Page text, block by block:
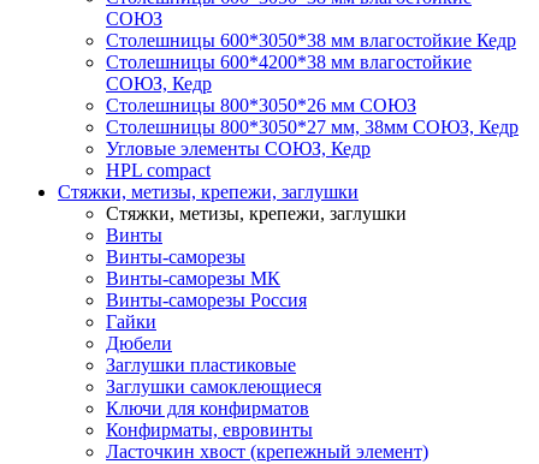
СОЮЗ
Столешницы 600*3050*38 мм влагостойкие Кедр
Столешницы 600*4200*38 мм влагостойкие
СОЮЗ, Кедр
Столешницы 800*3050*26 мм СОЮЗ
Столешницы 800*3050*27 мм, 38мм СОЮЗ, Кедр
Угловые элементы СОЮЗ, Кедр
HPL compact
Стяжки, метизы, крепежи, заглушки
Стяжки, метизы, крепежи, заглушки
Винты
Винты-саморезы
Винты-саморезы МК
Винты-саморезы Россия
Гайки
Дюбели
Заглушки пластиковые
Заглушки самоклеющиеся
Ключи для конфирматов
Конфирматы, евровинты
Ласточкин хвост (крепежный элемент)